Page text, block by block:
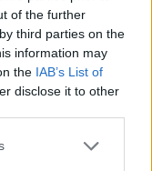
of the further
third parties on the
information may
the IAB’s List of
disclose it to other
– Τι χρήματα θα